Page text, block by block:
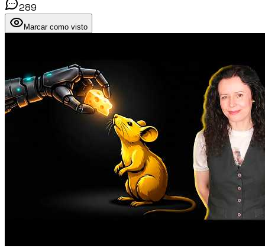
289
Marcar como visto